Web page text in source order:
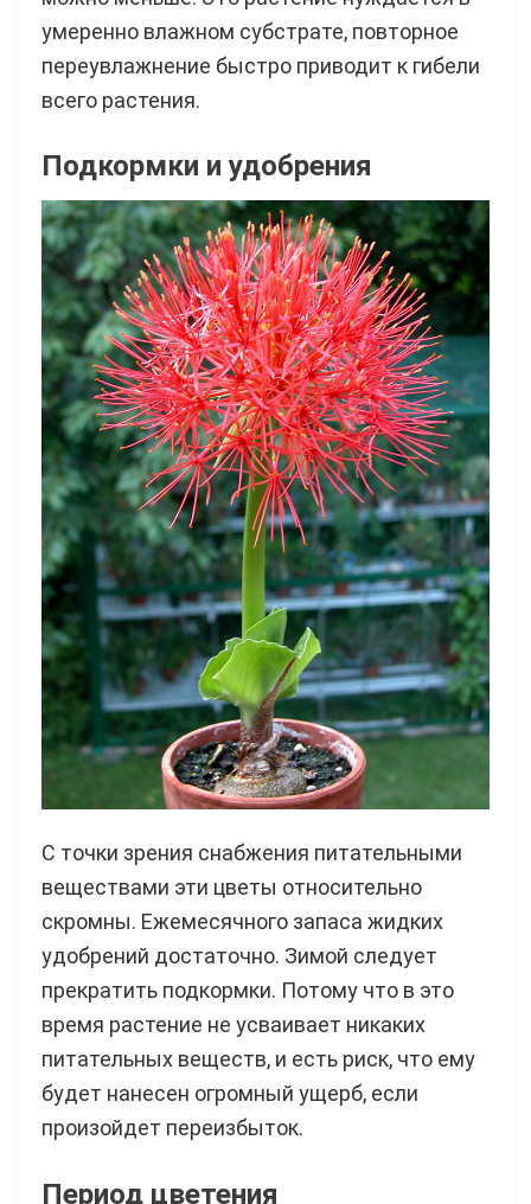
умеренно влажном субстрате, повторное
переувлажнение быстро приводит к гибели
всего растения.
Подкормки и удобрения
С точки зрения снабжения питательными
веществами эти цветы относительно
скромны. Ежемесячного запаса жидких
удобрений достаточно. Зимой следует
прекратить подкормки. Потому что в это
время растение не усваивает никаких
питательных веществ, и есть риск, что ему
будет нанесен огромный ущерб, если
произойдет переизбыток.
Период цветения